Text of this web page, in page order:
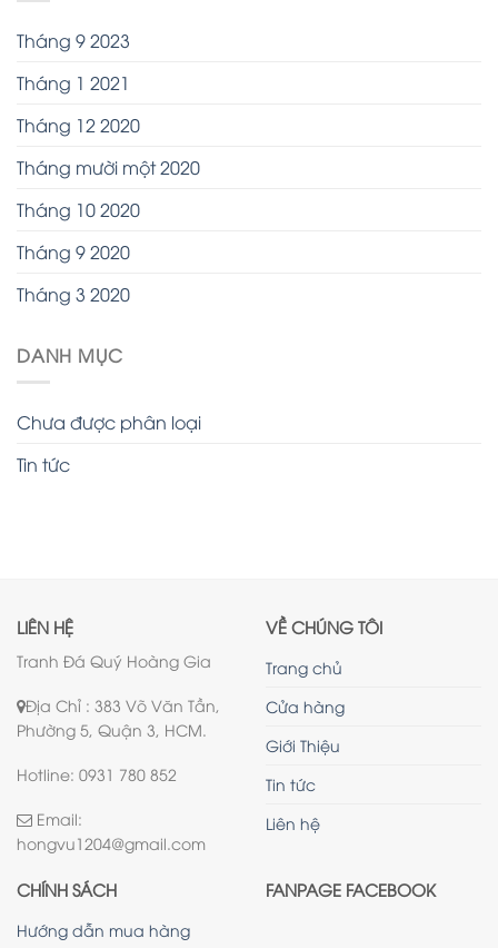
Tháng 9 2023
Tháng 1 2021
Tháng 12 2020
Tháng mười một 2020
Tháng 10 2020
Tháng 9 2020
Tháng 3 2020
DANH MỤC
Chưa được phân loại
Tin tức
LIÊN HỆ
Tranh Đá Quý Hoàng Gia
Địa Chỉ : 383 Võ Văn Tần,
Phường 5, Quận 3, HCM.
Hotline: 0931 780 852
Email:
hongvu1204@gmail.com
VỀ CHÚNG TÔI
Trang chủ
Cửa hàng
Giới Thiệu
Tin tức
Liên hệ
CHÍNH SÁCH
Hướng dẫn mua hàng
FANPAGE FACEBOOK